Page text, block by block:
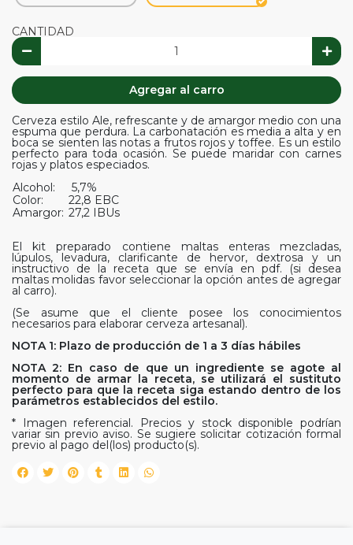
CANTIDAD
Agregar al carro
Cerveza estilo Ale, refrescante y de amargor medio con una
espuma que perdura. La carbonatación es media a alta y en
boca se sienten las notas a frutos rojos y toffee. Es un estilo
perfecto para toda ocasión. Se puede maridar con carnes
rojas y platos especiados.
Alcohol:
5,7%
Color:
22,8 EBC
Amargor: 27,2 IBUs
El kit preparado contiene maltas enteras mezcladas,
lúpulos, levadura, clarificante de hervor, dextrosa y un
instructivo de la receta que se envía en pdf. (si desea
maltas molidas favor seleccionar la opción antes de agregar
al carro).
(Se asume que el cliente posee los conocimientos
necesarios para elaborar cerveza artesanal).
NOTA 1: Plazo de producción de 1 a 3 días hábiles
NOTA 2: En caso de que un ingrediente se agote al
momento de armar la receta, se utilizará el sustituto
perfecto para que la receta siga estando dentro de los
parámetros establecidos del estilo.
* Imagen referencial. Precios y stock disponible podrían
variar sin previo aviso. Se sugiere solicitar cotización formal
previo al pago del(los) producto(s).